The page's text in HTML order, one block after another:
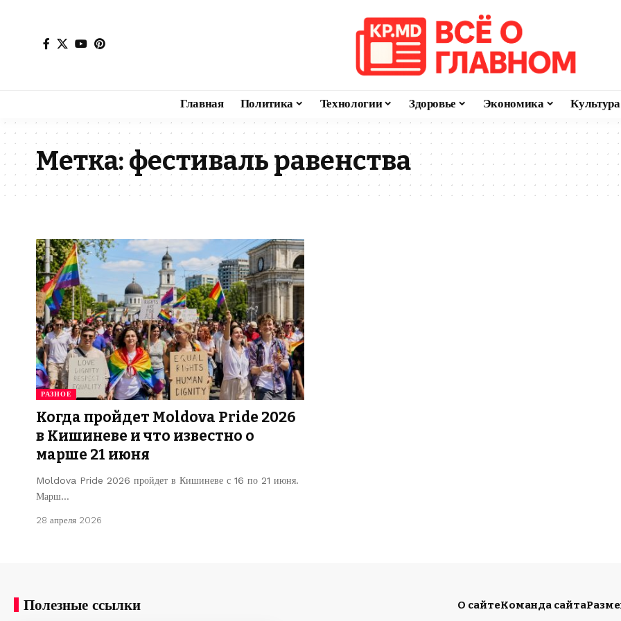
Главная Политика Технологии Здоровье Экономика Культура
Метка:фестиваль равенства
РАЗНОЕ
Когда пройдет Moldova Pride 2026
в Кишиневе и что известно о
марше 21 июня
Moldova Pride 2026 пройдет в Кишиневе с 16 по 21 июня.
Марш…
28 апреля 2026
Полезные ссылки О сайтеКоманда сайта